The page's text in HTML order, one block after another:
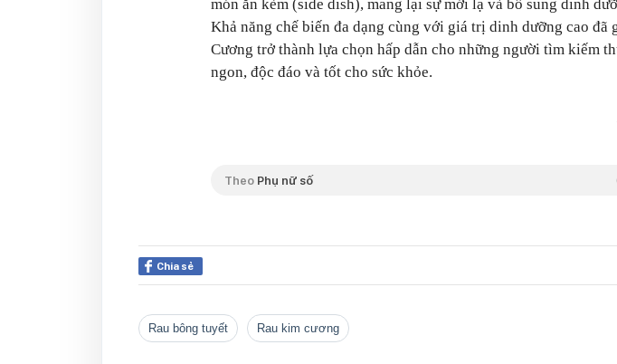
món ăn kèm (side dish), mang lại sự mới lạ và bổ sung dinh
Khả năng chế biến đa dạng cùng với giá trị dinh dưỡng cao đã
Cương trở thành lựa chọn hấp dẫn cho những người tìm kiếm
ngon, độc đáo và tốt cho sức khỏe.
Theo Phụ nữ số
Chia sẻ
rau bông tuyết rau kim cương